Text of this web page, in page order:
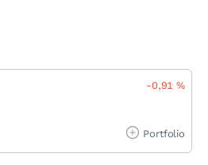
-0,91%
Portfolio